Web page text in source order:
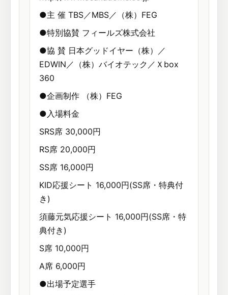
●主 催 TBS／MBS／（株）FEG
●特別協賛 フィールズ株式会社
●協 賛 日本グッドイヤー（株）／
EDWIN／（株）バイオテック／Ｘbox
360
●企画制作 （株）FEG
●入場料金
SRS席 30,000円
RS席 20,000円
SS席 16,000円
KID応援シート 16,000円(SS席・特典付
き)
須藤元気応援シート 16,000円(SS席・特
典付き)
S席 10,000円
A席 6,000円
●出場予定選手